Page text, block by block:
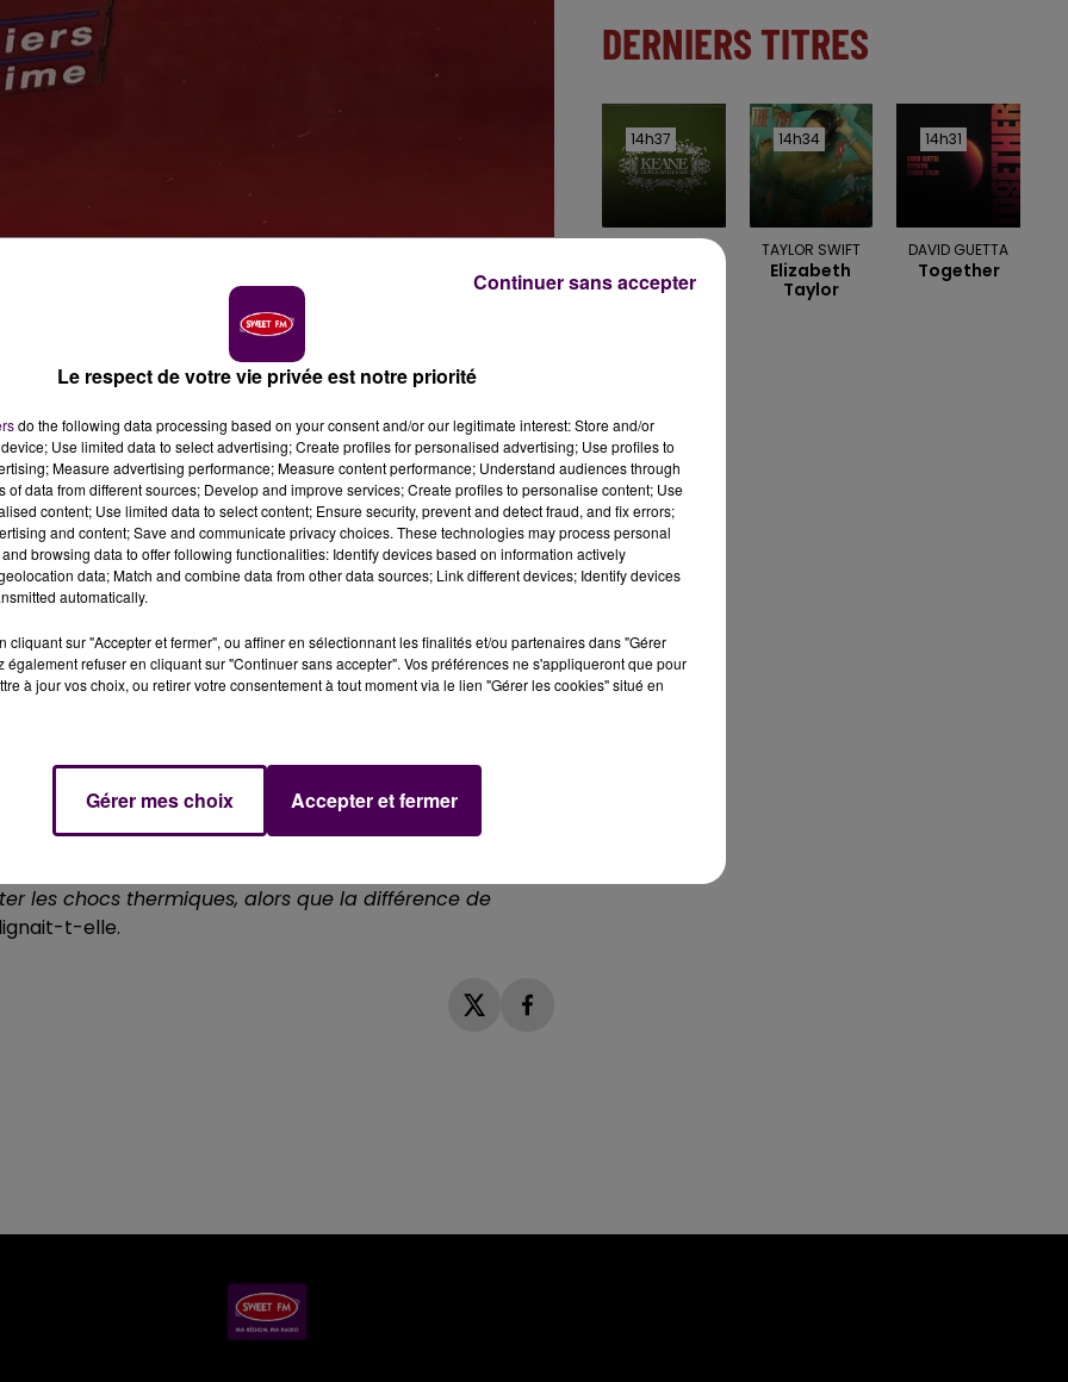
photo : Sweet FM
de loisirs du Mesnil-sous-Jumièges. Un garçon de
n'a pas pu être réanimée.
qui sévit sur le territoire :un garçon de 19 ans est
de loisirs du Mesnil-sous-Jumièges. Les secours ont
de l’eau au niveau du lac.
VICTIME
pompiers à bord de onze engins ont entamé les
été retrouvé dans une zone non surveillée et
en sauvetage aquatique.Son décès a été déclaré après
base de loisirs sera exceptionnellement fermée ce
ZONES DE BAIGNADE SURVEILLÉES"
appelait cette semaine à la vigilance en matière
dans les zones de baignade surveillées,
les chocs thermiques, alors que la différence de
t-elle.
DERNIERS TITRES
14h37
14h37
Only We Know
14h34
14h34
TAYLOR SWIFT
Elizabeth
Taylor
14h31
14h31
DAVID GUETTA
Together
Le respect de votre vie privée est notre priorité
do the following data processing based on your consent and/or our legitimate interest: Store and/or
Use limited data to select advertising; Create profiles for personalised advertising; Use profiles to
Measure advertising performance; Measure content performance; Understand audiences through
of data from different sources; Develop and improve services; Create profiles to personalise content; Use
content; Use limited data to select content; Ensure security, prevent and detect fraud, and fix errors;
and content; Save and communicate privacy choices. These technologies may process personal
browsing data to offer following functionalities: Identify devices based on information actively
data; Match and combine data from other data sources; Link different devices; Identify devices
automatically.
cliquant sur "Accepter et fermer", ou affiner en sélectionnant les finalités et/ou partenaires dans "Gérer
également refuser en cliquant sur "Continuer sans accepter". Vos préférences ne s'appliqueront que pour
à jour vos choix, ou retirer votre consentement à tout moment via le lien "Gérer les cookies" situé en
Gérer mes choix Accepter et fermer
Continuer sans accepter